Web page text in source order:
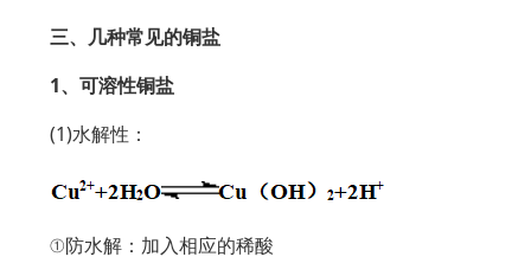
三、几种常见的铜盐
1、可溶性铜盐
(1)水解性：
①防水解：加入相应的稀酸